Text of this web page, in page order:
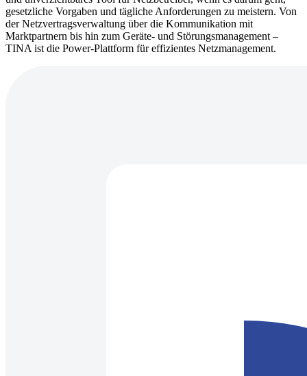
gesetzliche Vorgaben und tägliche Anforderungen zu meistern. Von
der Netzvertragsverwaltung über die Kommunikation mit
Marktpartnern bis hin zum Geräte- und Störungsmanagement –
TINA ist die Power-Plattform für effizientes Netzmanagement.